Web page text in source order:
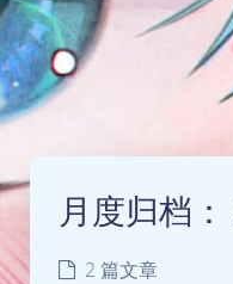
月度归档：
2 篇文章